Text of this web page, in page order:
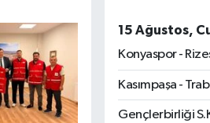
15 Ağustos,
Konyaspor -
Kasımpaşa -
Gençlerbirliği